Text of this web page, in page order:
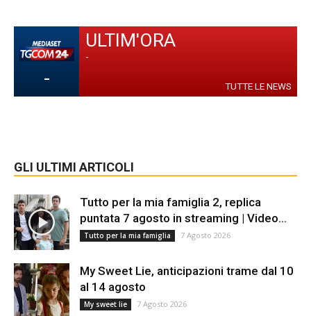
-
ULTIM'ORA
-
TUTTE LE NEWS
GLI ULTIMI ARTICOLI
Tutto per la mia famiglia 2, replica
puntata 7 agosto in streaming | Video...
Tutto per la mia famiglia 7 Agosto 2026
My Sweet Lie, anticipazioni trame dal 10
al 14 agosto
My sweet lie 7 Agosto 2026